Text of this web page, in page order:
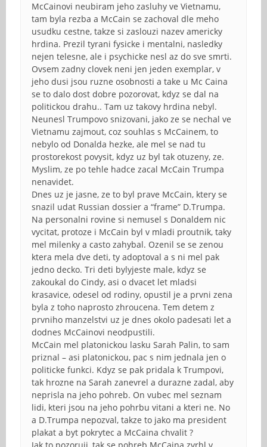
McCainovi neubiram jeho zasluhy ve Vietnamu,
tam byla rezba a McCain se zachoval dle meho
usudku cestne, takze si zaslouzi nazev americky
hrdina. Prezil tyrani fysicke i mentalni, nasledky
nejen telesne, ale i psychicke nesl az do sve smrti.
Ovsem zadny clovek neni jen jeden exemplar, v
jeho dusi jsou ruzne osobnosti a take u Mc Caina
se to dalo dost dobre pozorovat, kdyz se dal na
politickou drahu.. Tam uz takovy hrdina nebyl.
Neunesl Trumpovo snizovani, jako ze se nechal ve
Vietnamu zajmout, coz souhlas s McCainem, to
nebylo od Donalda hezke, ale mel se nad tu
prostorekost povysit, kdyz uz byl tak otuzeny, ze.
Myslim, ze po tehle hadce zacal McCain Trumpa
nenavidet.
Dnes uz je jasne, ze to byl prave McCain, ktery se
snazil udat Russian dossier a “frame” D.Trumpa.
Na personalni rovine si nemusel s Donaldem nic
vycitat, protoze i McCain byl v mladi proutnik, taky
mel milenky a casto zahybal. Ozenil se se zenou
ktera mela dve deti, ty adoptoval a s ni mel pak
jedno decko. Tri deti bylyjeste male, kdyz se
zakoukal do Cindy, asi o dvacet let mladsi
krasavice, odesel od rodiny, opustil je a prvni zena
byla z toho naprosto zhroucena. Tem detem z
prvniho manzelstvi uz je dnes okolo padesati let a
dodnes McCainovi neodpustili.
McCain mel platonickou lasku Sarah Palin, to sam
priznal – asi platonickou, pac s nim jednala jen o
politicke funkci. Kdyz se pak pridala k Trumpovi,
tak hrozne na Sarah zanevrel a durazne zadal, aby
neprisla na jeho pohreb. On vubec mel seznam
lidi, kteri jsou na jeho pohrbu vitani a kteri ne. No
a D.Trumpa nepozval, takze to jako ma president
plakat a byt pokrytec a McCaina chvalit ?